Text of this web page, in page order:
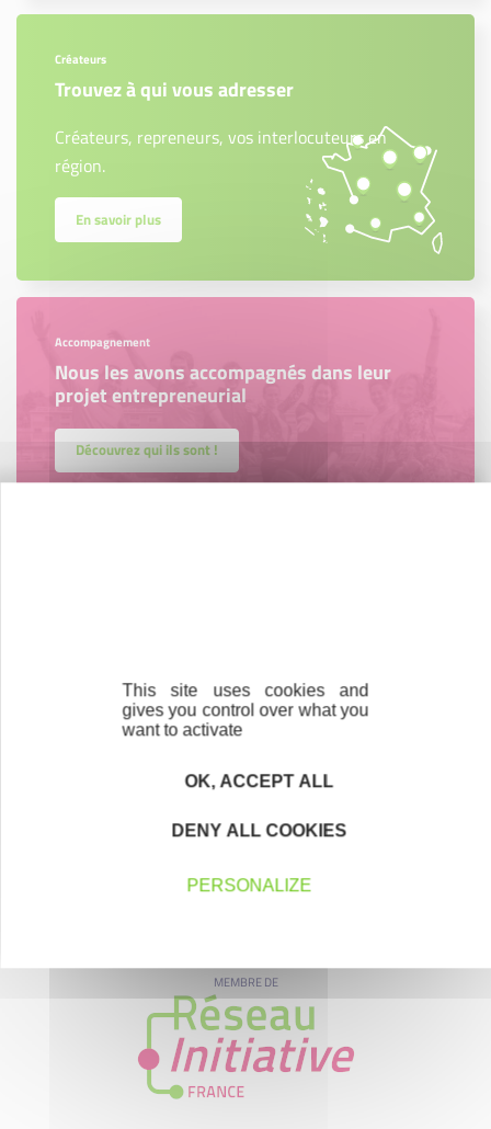
Créateurs
Trouvez à qui vous adresser
Créateurs, repreneurs, vos interlocuteurs en
région.
En savoir plus
Accompagnement
Nous les avons accompagnés dans leur
projet entrepreneurial
Découvrez qui ils sont !
MEMBRE DE
This site uses cookies and
gives you control over what you
want to activate
OK, ACCEPT ALL
DENY ALL COOKIES
PERSONALIZE